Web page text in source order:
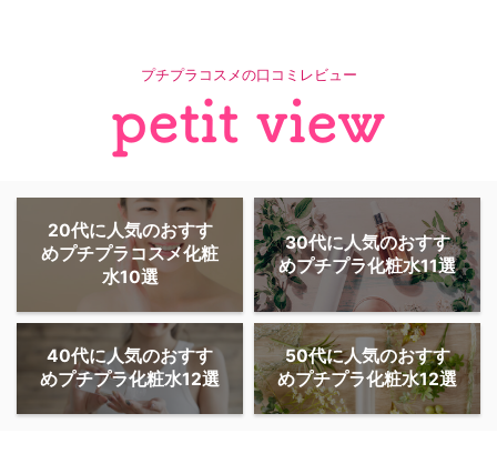
プチプラコスメの口コミレビュー
20代に人気のおすす
めプチプラコスメ化粧
水10選
30代に人気のおすす
めプチプラ化粧水11選
40代に人気のおすす
めプチプラ化粧水12選
50代に人気のおすす
めプチプラ化粧水12選